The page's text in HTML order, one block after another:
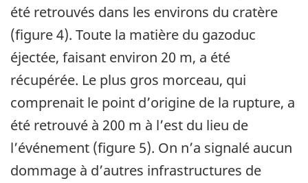
été retrouvés dans les environs du cratère
(figure 4). Toute la matière du gazoduc
éjectée, faisant environ 20 m, a été
récupérée. Le plus gros morceau, qui
comprenait le point d’origine de la rupture, a
été retrouvé à 200 m à l’est du lieu de
l’événement (figure 5). On n’a signalé aucun
dommage à d’autres infrastructures de